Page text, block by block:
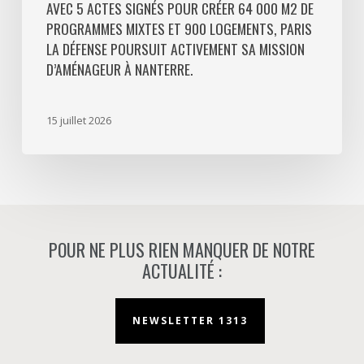
Défense
poursuit
activement
AVEC 5 ACTES SIGNÉS POUR CRÉER 64 000 M2 DE
PROGRAMMES MIXTES ET 900 LOGEMENTS, PARIS
LA DÉFENSE POURSUIT ACTIVEMENT SA MISSION
D’AMÉNAGEUR À NANTERRE.
15 juillet 2026
POUR NE PLUS RIEN MANQUER DE NOTRE
ACTUALITÉ :
NEWSLETTER 1313